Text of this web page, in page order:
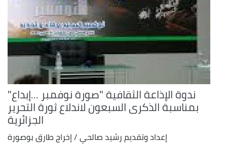
ندوة الإذاعة الثقافية "صورة نوفمبر ...إبداع"
بمناسبة الذكرى السبعون لاندلاع ثورة التحرير
الجزائرية
إعداد وتقديم رشيد صالحي / إخراج طارق بوصورة